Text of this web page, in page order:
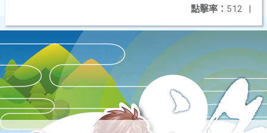
點擊率： 512 |